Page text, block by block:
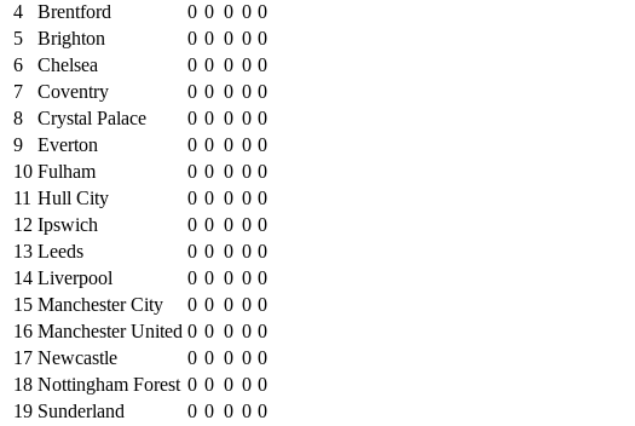
4
Brentford 0 0 0 0 0
5
Brighton 0 0 0 0 0
6
Chelsea 0 0 0 0 0
7
Coventry 0 0 0 0 0
8
Crystal Palace 0 0 0 0 0
9
Everton 0 0 0 0 0
10 Fulham 0 0 0 0 0
11 Hull City 0 0 0 0 0
12 Ipswich 0 0 0 0 0
13 Leeds 0 0 0 0 0
14 Liverpool 0 0 0 0 0
15 Manchester City 0 0 0 0 0
16 Manchester United 0 0 0 0 0
17 Newcastle 0 0 0 0 0
18 Nottingham Forest 0 0 0 0 0
19 Sunderland 0 0 0 0 0